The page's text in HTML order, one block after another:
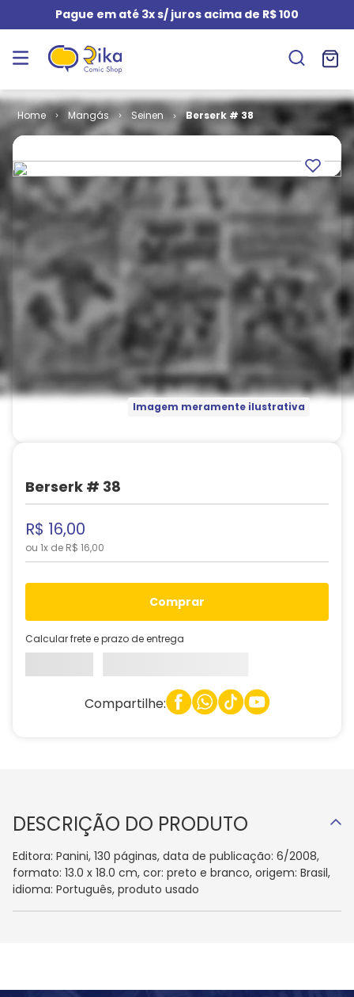
Pague em até 3x s/ juros acima de R$ 100
Mangás Seinen Berserk # 38
Imagem meramente ilustrativa
Berserk # 38
R$ 16,00
ou 1x de R$ 16,00
comprar
Calcular frete e prazo de entrega
Compartilhe:
DESCRIÇÃO DO PRODUTO
Editora: Panini, 130 páginas, data de publicação: 6/2008,
formato: 13.0 x 18.0 cm, cor: preto e branco, origem: Brasil,
idioma: Português, produto usado